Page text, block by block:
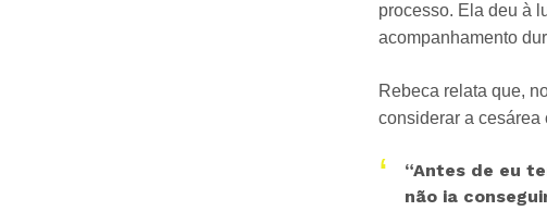
processo. Ela deu à
acompanhamento
Rebeca relata que,
considerar a cesárea
“Antes de eu
não ia